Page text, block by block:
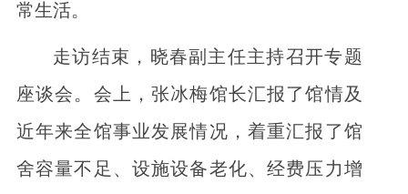
常生活。
走访结束，晓春副主任主持召开专题
座谈会。会上，张冰梅馆长汇报了馆情及
近年来全馆事业发展情况，着重汇报了馆
舍容量不足、设施设备老化、经费压力增